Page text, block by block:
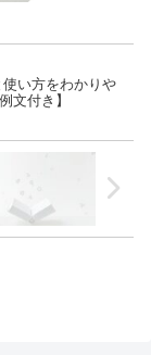
使い方をわかりや
文付き】